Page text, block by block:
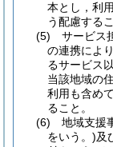
本とし，利
う配慮するこ
(5)
サービス
の連携によ
るサービス
当該地域の
利用も含め
ること。
(6)
地域支援
をいう。)及